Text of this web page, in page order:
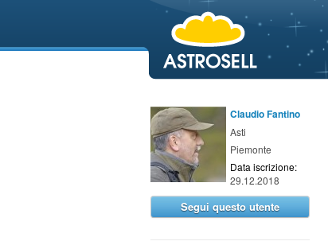
Claudio Fantino
Asti
Piemonte
Data iscrizione:
29.12.2018
Segui questo utente